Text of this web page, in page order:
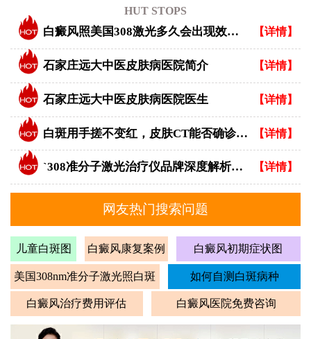
HUT STOPS
白癜风照美国308激光多久会出现效果？ 【详情】
石家庄远大中医皮肤病医院简介 【详情】
石家庄远大中医皮肤病医院医生 【详情】
白斑用手搓不变红，皮肤CT能否确诊白癜风？ 【详情】
`308准分子激光治疗仪品牌深度解析：专业视角下的优选指南` 【详情】
网友热门搜索问题
儿童白斑图 白癜风康复案例 白癜风初期症状图
美国308nm准分子激光照白斑 如何自测白斑病种
白癜风治疗费用评估 白癜风医院免费咨询